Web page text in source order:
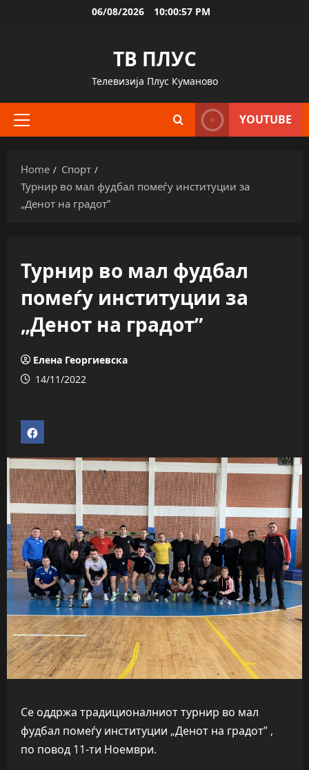
06/08/2026 10:00:58 PM
ТВ ПЛУС
Телевизија Плус Куманово
Primary
YOUTUBE
Home
Спорт
Турнир во мал фудбал помеѓу институции за
„Денот на градот”
Турнир во мал фудбал
помеѓу институции за
„Денот на градот”
Елена Георгиевска
14/11/2022
Се оддржа традиционалниот турнир во мал
фудбал помеѓу институции „Денот на градот” ,
по повод 11-ти Ноември.